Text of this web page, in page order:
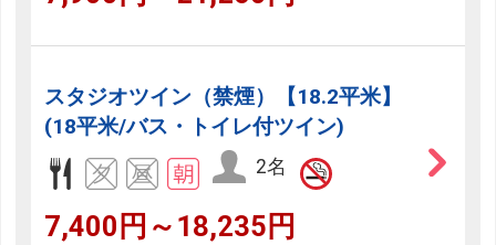
スタジオツイン（禁煙）【18.2平米】
(18平米/バス・トイレ付ツイン)
2名
7,400円～18,235円